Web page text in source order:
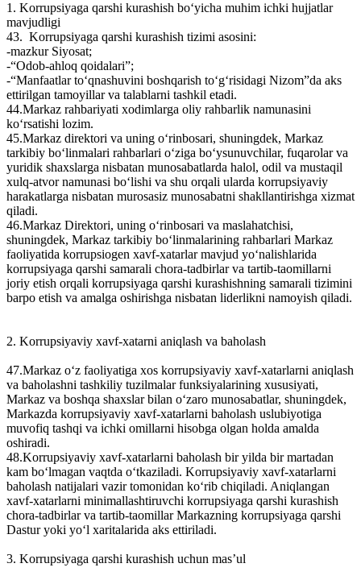
1. Korrupsiyaga qarshi kurashish bo‘yicha muhim ichki hujjatlar
mavjudligi
43. Korrupsiyaga qarshi kurashish tizimi asosini:
-mazkur Siyosat;
-“Odob-ahloq qoidalari”;
-“Manfaatlar to‘qnashuvini boshqarish to‘g‘risidagi Nizom”da aks
ettirilgan tamoyillar va talablarni tashkil etadi.
44.Markaz rahbariyati xodimlarga oliy rahbarlik namunasini
ko‘rsatishi lozim.
45.Markaz direktori va uning o‘rinbosari, shuningdek, Markaz
tarkibiy bo‘linmalari rahbarlari o‘ziga bo‘ysunuvchilar, fuqarolar va
yuridik shaxslarga nisbatan munosabatlarda halol, odil va mustaqil
xulq-atvor namunasi bo‘lishi va shu orqali ularda korrupsiyaviy
harakatlarga nisbatan murosasiz munosabatni shakllantirishga xizmat
qiladi.
46.Markaz Direktori, uning o‘rinbosari va maslahatchisi,
shuningdek, Markaz tarkibiy bo‘linmalarining rahbarlari Markaz
faoliyatida korrupsiogen xavf-xatarlar mavjud yo‘nalishlarida
korrupsiyaga qarshi samarali chora-tadbirlar va tartib-taomillarni
joriy etish orqali korrupsiyaga qarshi kurashishning samarali tizimini
barpo etish va amalga oshirishga nisbatan liderlikni namoyish qiladi.
2. Korrupsiyaviy xavf-xatarni aniqlash va baholash
47.Markaz o‘z faoliyatiga xos korrupsiyaviy xavf-xatarlarni aniqlash
va baholashni tashkiliy tuzilmalar funksiyalarining xususiyati,
Markaz va boshqa shaxslar bilan o‘zaro munosabatlar, shuningdek,
Markazda korrupsiyaviy xavf-xatarlarni baholash uslubiyotiga
muvofiq tashqi va ichki omillarni hisobga olgan holda amalda
oshiradi.
48.Korrupsiyaviy xavf-xatarlarni baholash bir yilda bir martadan
kam bo‘lmagan vaqtda o‘tkaziladi. Korrupsiyaviy xavf-xatarlarni
baholash natijalari vazir tomonidan ko‘rib chiqiladi. Aniqlangan
xavf-xatarlarni minimallashtiruvchi korrupsiyaga qarshi kurashish
chora-tadbirlar va tartib-taomillar Markazning korrupsiyaga qarshi
Dastur yoki yo‘l xaritalarida aks ettiriladi.
3. Korrupsiyaga qarshi kurashish uchun mas’ul